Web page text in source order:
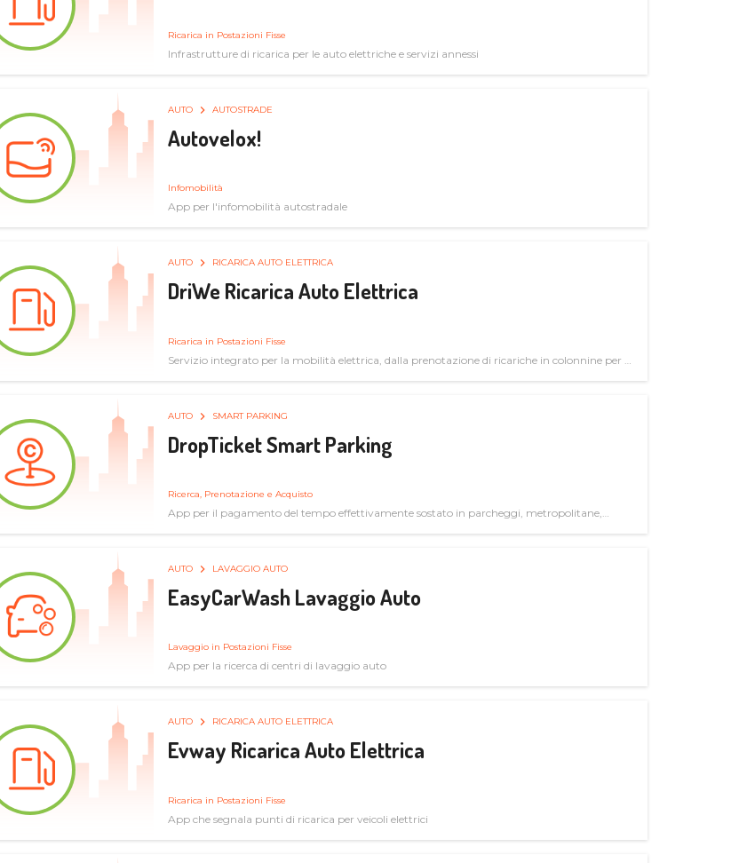
Ricarica in Postazioni Fisse
Infrastrutture di ricarica per le auto elettriche e servizi annessi
AUTO AUTOSTRADE
Autovelox!
Infomobilità
App per l'infomobilità autostradale
AUTO RICARICA AUTO ELETTRICA
DriWe Ricarica Auto Elettrica
Ricarica in Postazioni Fisse
Servizio integrato per la mobilità elettrica, dalla prenotazione di ricariche in colonnine per il
AUTO SMART PARKING
DropTicket Smart Parking
Ricerca, Prenotazione e Acquisto
App per il pagamento del tempo effettivamente sostato in parcheggi, metropolitane,
AUTO LAVAGGIO AUTO
EasyCarWash Lavaggio Auto
Lavaggio in Postazioni Fisse
App per la ricerca di centri di lavaggio auto
AUTO RICARICA AUTO ELETTRICA
Evway Ricarica Auto Elettrica
Ricarica in Postazioni Fisse
App che segnala punti di ricarica per veicoli elettrici